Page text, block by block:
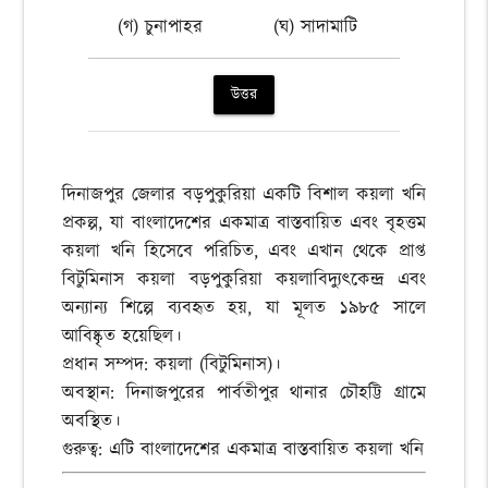
(গ) চুনাপাহর (ঘ) সাদামাটি
উত্তর
দিনাজপুর জেলার বড়পুকুরিয়া একটি বিশাল কয়লা খনি
প্রকল্প, যা বাংলাদেশের একমাত্র বাস্তবায়িত এবং বৃহত্তম
কয়লা খনি হিসেবে পরিচিত, এবং এখান থেকে প্রাপ্ত
বিটুমিনাস কয়লা বড়পুকুরিয়া কয়লাবিদ্যুৎকেন্দ্র এবং
অন্যান্য শিল্পে ব্যবহৃত হয়, যা মূলত ১৯৮৫ সালে
আবিষ্কৃত হয়েছিল।
প্রধান সম্পদ: কয়লা (বিটুমিনাস)।
অবস্থান: দিনাজপুরের পার্বতীপুর থানার চৌহট্টি গ্রামে
অবস্থিত।
গুরুত্ব: এটি বাংলাদেশের একমাত্র বাস্তবায়িত কয়লা খনি